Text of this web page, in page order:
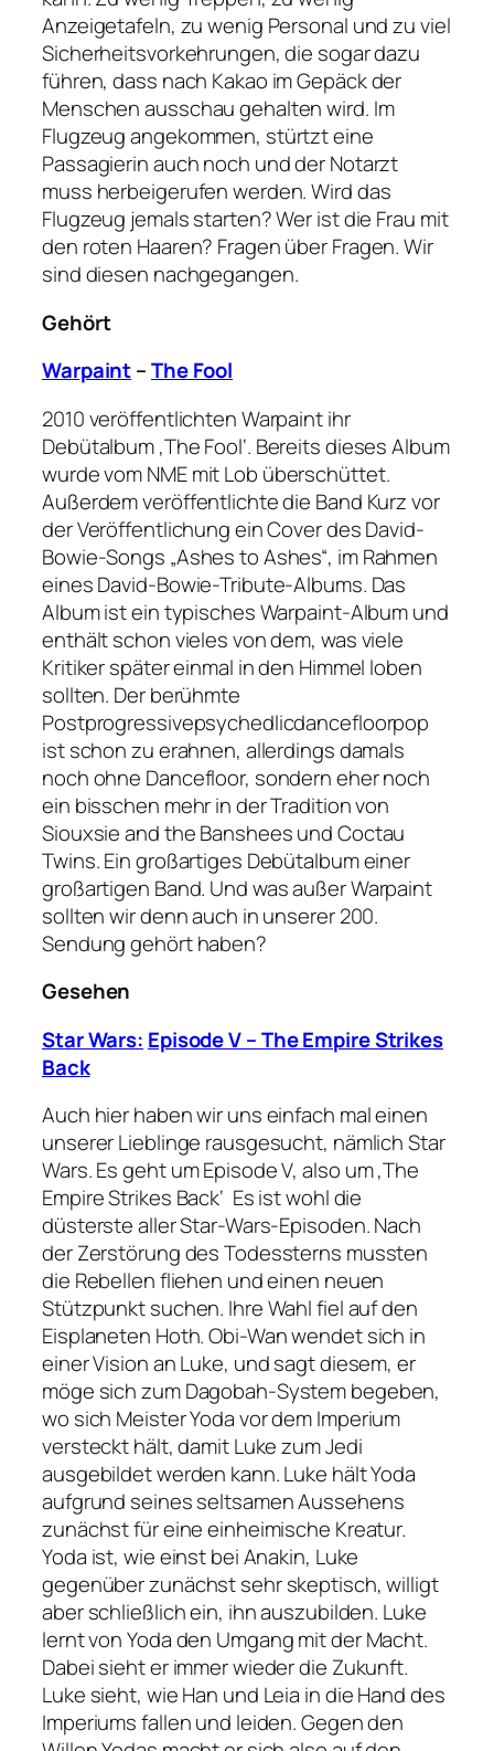
Anzeigetafeln, zu wenig Personal und zu viel
Sicherheitsvorkehrungen, die sogar dazu
führen, dass nach Kakao im Gepäck der
Menschen ausschau gehalten wird. Im
Flugzeug angekommen, stürtzt eine
Passagierin auch noch und der Notarzt
muss herbeigerufen werden. Wird das
Flugzeug jemals starten? Wer ist die Frau mit
den roten Haaren? Fragen über Fragen. Wir
sind diesen nachgegangen.
Gehört
Warpaint–The Fool
2010 veröffentlichten Warpaint ihr
Debütalbum ‚The Fool‘. Bereits dieses Album
wurde vom NME mit Lob überschüttet.
Außerdem veröffentlichte die Band Kurz vor
der Veröffentlichung ein Cover des David-
Bowie-Songs „Ashes to Ashes“, im Rahmen
eines David-Bowie-Tribute-Albums. Das
Album ist ein typisches Warpaint-Album und
enthält schon vieles von dem, was viele
Kritiker später einmal in den Himmel loben
sollten. Der berühmte
Postprogressivepsychedlicdancefloorpop
ist schon zu erahnen, allerdings damals
noch ohne Dancefloor, sondern eher noch
ein bisschen mehr in der Tradition von
Siouxsie and the Banshees und Coctau
Twins. Ein großartiges Debütalbum einer
großartigen Band. Und was außer Warpaint
sollten wir denn auch in unserer 200.
Sendung gehört haben?
Gesehen
Star Wars: Episode V – The Empire Strikes
Back
Auch hier haben wir uns einfach mal einen
unserer Lieblinge rausgesucht, nämlich Star
Wars. Es geht um Episode V, also um ‚The
Empire Strikes Back‘ Es ist wohl die
düsterste aller Star-Wars-Episoden. Nach
der Zerstörung des Todessterns mussten
die Rebellen fliehen und einen neuen
Stützpunkt suchen. Ihre Wahl fiel auf den
Eisplaneten Hoth. Obi-Wan wendet sich in
einer Vision an Luke, und sagt diesem, er
möge sich zum Dagobah-System begeben,
wo sich Meister Yoda vor dem Imperium
versteckt hält, damit Luke zum Jedi
ausgebildet werden kann. Luke hält Yoda
aufgrund seines seltsamen Aussehens
zunächst für eine einheimische Kreatur.
Yoda ist, wie einst bei Anakin, Luke
gegenüber zunächst sehr skeptisch, willigt
aber schließlich ein, ihn auszubilden. Luke
lernt von Yoda den Umgang mit der Macht.
Dabei sieht er immer wieder die Zukunft.
Luke sieht, wie Han und Leia in die Hand des
Imperiums fallen und leiden. Gegen den